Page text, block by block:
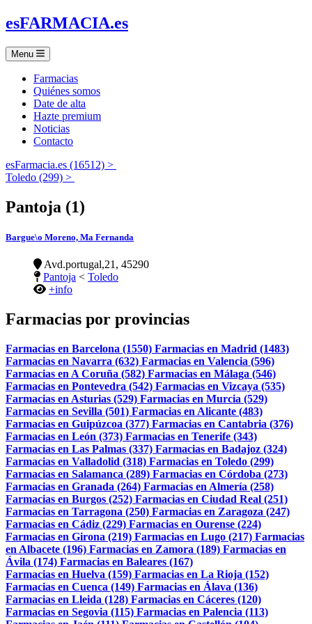
esFARMACIA.es
Menu
Farmacias
Quiénes somos
Date de alta
Hazte premium
Noticias
Contacto
esFarmacia.es (16512) >
Toledo (299) >
Pantoja (1)
Bargue\o Moreno, Ma Fernanda
Avd.portugal,21, 45290
Pantoja < Toledo
+info
Farmacias por provincias
Farmacias en Barcelona (1550) Farmacias en Madrid (1483)
Farmacias en Navarra (632) Farmacias en Valencia (596)
Farmacias en A Coruña (582) Farmacias en Málaga (546)
Farmacias en Pontevedra (542) Farmacias en Vizcaya (535)
Farmacias en Asturias (529) Farmacias en Murcia (529)
Farmacias en Sevilla (501) Farmacias en Alicante (483)
Farmacias en Guipúzcoa (377) Farmacias en Cantabria (376)
Farmacias en León (373) Farmacias en Tenerife (343)
Farmacias en Las Palmas (337) Farmacias en Badajoz (324)
Farmacias en Valladolid (318) Farmacias en Toledo (299)
Farmacias en Salamanca (289) Farmacias en Córdoba (273)
Farmacias en Granada (264) Farmacias en Almería (258)
Farmacias en Burgos (252) Farmacias en Ciudad Real (251)
Farmacias en Tarragona (250) Farmacias en Zaragoza (247)
Farmacias en Cádiz (229) Farmacias en Ourense (224)
Farmacias en Girona (219) Farmacias en Lugo (217) Farmacias
en Albacete (196) Farmacias en Zamora (189) Farmacias en
Ávila (174) Farmacias en Baleares (167)
Farmacias en Huelva (159) Farmacias en La Rioja (152)
Farmacias en Cuenca (149) Farmacias en Álava (136)
Farmacias en Lleida (128) Farmacias en Cáceres (120)
Farmacias en Segovia (115) Farmacias en Palencia (113)